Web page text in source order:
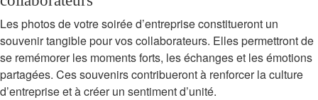
Les photos de votre soirée d’entreprise constitueront un
souvenir tangible pour vos collaborateurs. Elles permettront de
se remémorer les moments forts, les échanges et les émotions
partagées. Ces souvenirs contribueront à renforcer la culture
d’entreprise et à créer un sentiment d’unité.